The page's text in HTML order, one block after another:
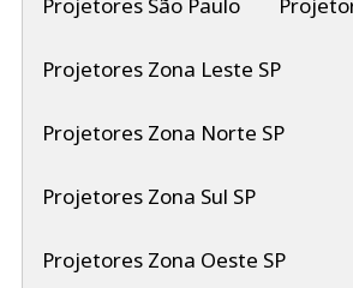
Projetores São Paulo
Projetores Zona Leste SP
Projetores Zona Norte SP
Projetores Zona Sul SP
Projetores Zona Oeste SP